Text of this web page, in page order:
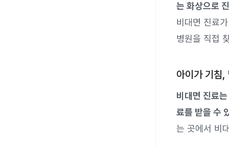
는 화상으로
비대면 진료
병원을 직접
아이가 기침,
비대면 진료
료를 받을 수
는 곳에서 비